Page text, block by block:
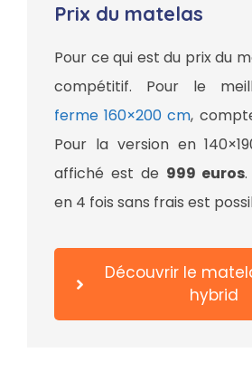
Prix du matelas
Pour ce qui est du prix du
compétitif. Pour le
ferme 160×200 cm,
Pour la version en
affiché est de 999 euros
en 4 fois sans frais est
Découvrir le
hybrid